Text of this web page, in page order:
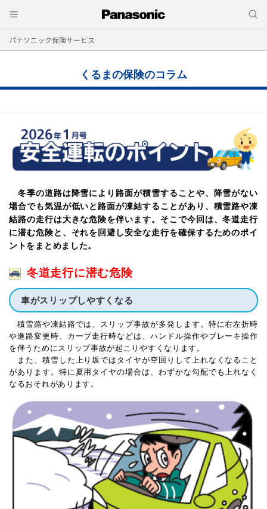
パナソニック保険サービス
くるまの保険のコラム
冬季の道路は降雪により路面が積雪することや、降雪がない
場合でも気温が低いと路面が凍結することがあり、積雪路や凍
結路の走行は大きな危険を伴います。そこで今回は、冬道走行
に潜む危険と、それを回避し安全な走行を確保するためのポイ
ントをまとめました。
冬道走行に潜む危険
車がスリップしやすくなる
積雪路や凍結路では、スリップ事故が多発します。特に右左折時
や進路変更時、カーブ走行時などは、ハンドル操作やブレーキ操作
を伴うためにスリップ事故が起こりやすくなります。
また、積雪した上り坂ではタイヤが空回りして上れなくなること
があります。特に夏用タイヤの場合は、わずかな勾配でも上れなく
なるおそれがあります。